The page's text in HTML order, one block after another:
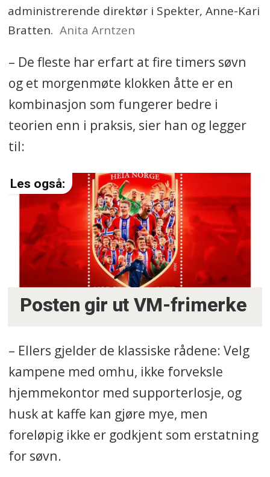
administrerende direktør i Spekter, Anne-Kari
Bratten. Anita Arntzen
– De fleste har erfart at fire timers søvn
og et morgenmøte klokken åtte er en
kombinasjon som fungerer bedre i
teorien enn i praksis, sier han og legger
til:
Posten gir ut VM-frimerke
– Ellers gjelder de klassiske rådene: Velg
kampene med omhu, ikke forveksle
hjemmekontor med supporterlosje, og
husk at kaffe kan gjøre mye, men
foreløpig ikke er godkjent som erstatning
for søvn.